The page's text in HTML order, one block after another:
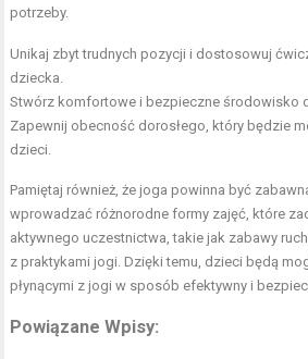
potrzeby.
Unikaj zbyt trudnych pozycji i dostosowuj
dziecka.
Stwórz komfortowe i bezpieczne środowisko
Zapewnij obecność dorosłego, który będzie
dzieci.
Pamiętaj również, że joga powinna być
wprowadzać różnorodne formy zajęć, które
aktywnego uczestnictwa, takie jak zabawy
z praktykami jogi. Dzięki temu, dzieci będą
płynącymi z jogi w sposób efektywny i
Powiązane Wpisy: